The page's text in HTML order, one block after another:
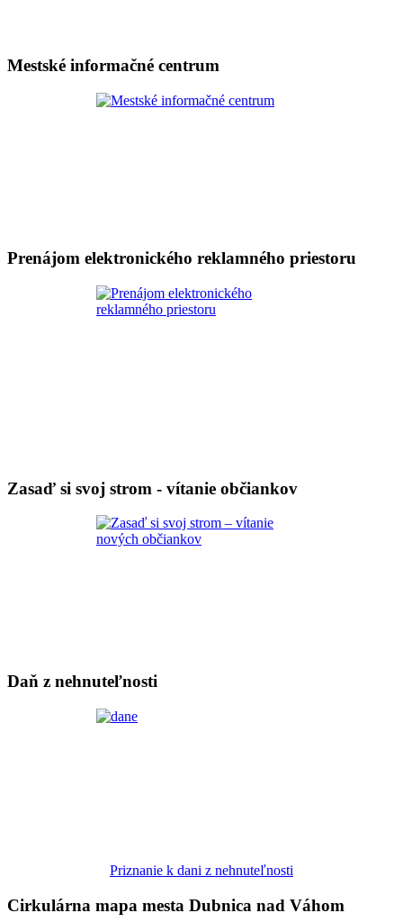
Mestské informačné centrum
Prenájom elektronického reklamného priestoru
Zasaď si svoj strom - vítanie občiankov
Daň z nehnuteľnosti
Priznanie k dani z nehnuteľnosti
Cirkulárna mapa mesta Dubnica nad Váhom